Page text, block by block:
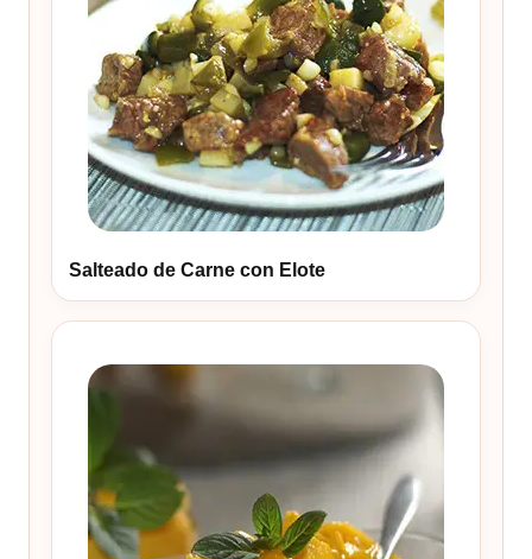
Salteado de Carne con Elote